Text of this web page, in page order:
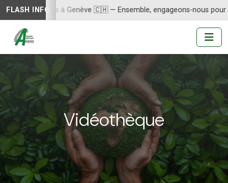
FLASH INFO
de Minamata à Genève 🇨🇭 — Ensemble, engageons-nous pour
Vidéothèque